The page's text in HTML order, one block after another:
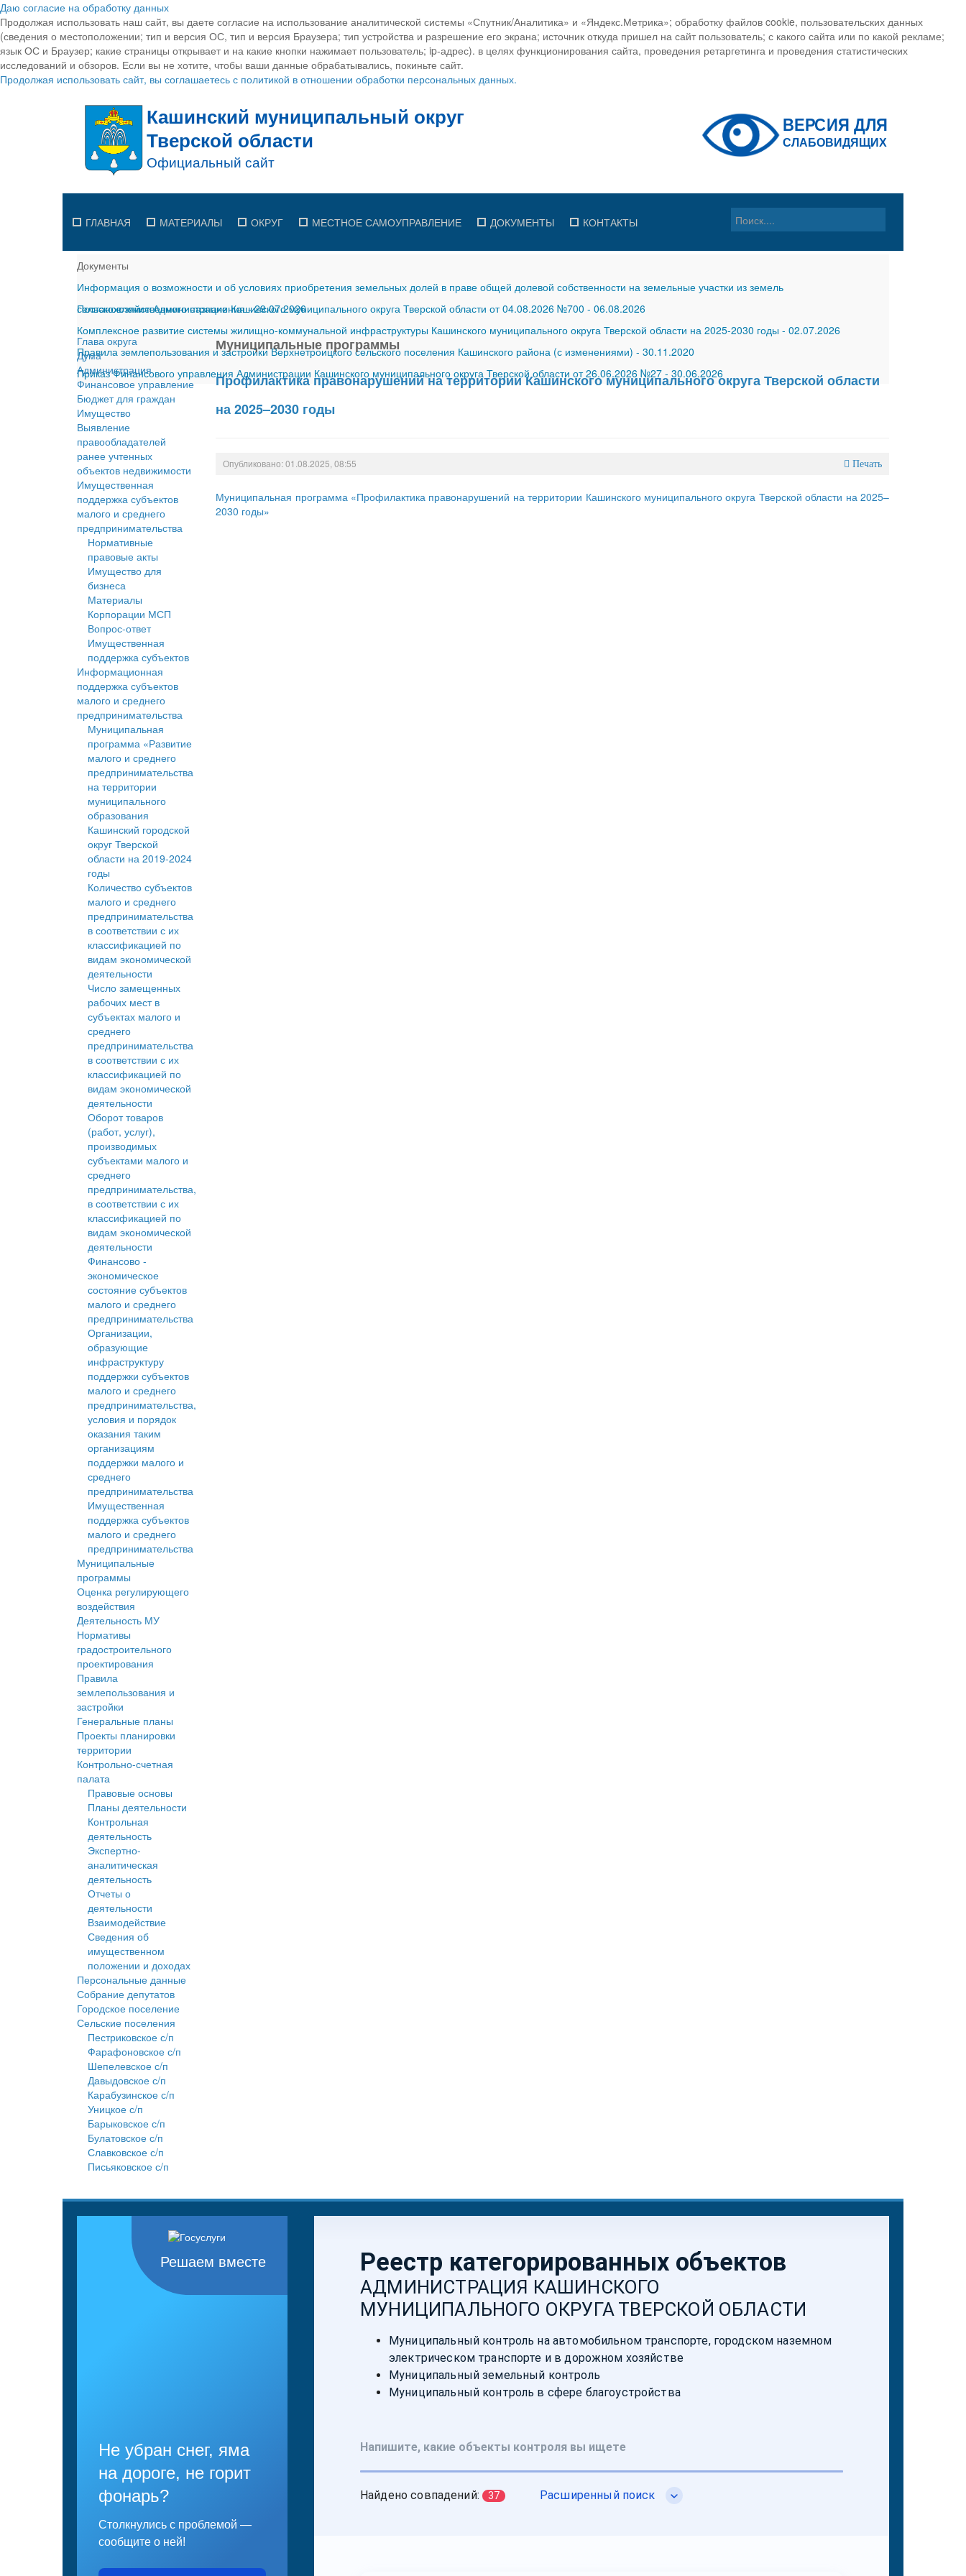
Даю согласие на обработку данных
Продолжая использовать наш сайт, вы даете согласие на использование аналитической системы «Спутник/Аналитика» и «Яндекс.Метрика»; обработку файлов cookie, пользовательских данных
(сведения о местоположении; тип и версия ОС, тип и версия Браузера; тип устройства и разрешение его экрана; источник откуда пришел на сайт пользователь; с какого сайта или по какой рекламе;
язык ОС и Браузер; какие страницы открывает и на какие кнопки нажимает пользователь; ip-адрес). в целях функционирования сайта, проведения ретаргетинга и проведения статистических
исследований и обзоров. Если вы не хотите, чтобы ваши данные обрабатывались, покиньте сайт.
Продолжая использовать сайт, вы соглашаетесь с политикой в отношении обработки персональных данных.
ГЛАВНАЯ МАТЕРИАЛЫ ОКРУГ МЕСТНОЕ САМОУПРАВЛЕНИЕ ДОКУМЕНТЫ КОНТАКТЫ
Документы
Информация о возможности и об условиях приобретения земельных долей в праве общей долевой собственности на земельные участки из земель
сельскохозяйственного назначения-29.07.2026
Постановление Администрации Кашинского муниципального округа Тверской области от 04.08.2026 №700 - 06.08.2026
Комплексное развитие системы жилищно-коммунальной инфраструктуры Кашинского муниципального округа Тверской области на 2025-2030 годы - 02.07.2026
Правила землепользования и застройки Верхнетроицкого сельского поселения Кашинского района (с изменениями) - 30.11.2020
Приказ Финансового управления Администрации Кашинского муниципального округа Тверской области от 26.06.2026 №27 - 30.06.2026
Глава округа
Дума
Администрация
Финансовое управление
Бюджет для граждан
Имущество
Выявление
правообладателей
ранее учтенных
объектов недвижимости
Имущественная
поддержка субъектов
малого и среднего
предпринимательства
Нормативные
правовые акты
Имущество для
бизнеса
Материалы
Корпорации МСП
Вопрос-ответ
Имущественная
поддержка субъектов
Информационная
поддержка субъектов
малого и среднего
предпринимательства
Муниципальная
программа «Развитие
малого и среднего
предпринимательства
на территории
муниципального
образования
Кашинский городской
округ Тверской
области на 2019-2024
годы
Количество субъектов
малого и среднего
предпринимательства
в соответствии с их
классификацией по
видам экономической
деятельности
Число замещенных
рабочих мест в
субъектах малого и
среднего
предпринимательства
в соответствии с их
классификацией по
видам экономической
деятельности
Оборот товаров
(работ, услуг),
производимых
субъектами малого и
среднего
предпринимательства,
в соответствии с их
классификацией по
видам экономической
деятельности
Финансово -
экономическое
состояние субъектов
малого и среднего
предпринимательства
Организации,
образующие
инфраструктуру
поддержки субъектов
малого и среднего
предпринимательства,
условия и порядок
оказания таким
организациям
поддержки малого и
среднего
предпринимательства
Имущественная
поддержка субъектов
малого и среднего
предпринимательства
Муниципальные
программы
Оценка регулирующего
воздействия
Деятельность МУ
Нормативы
градостроительного
проектирования
Правила
землепользования и
застройки
Генеральные планы
Проекты планировки
территории
Контрольно-счетная
палата
Правовые основы
Планы деятельности
Контрольная
деятельность
Экспертно-
аналитическая
деятельность
Отчеты о
деятельности
Взаимодействие
Сведения об
имущественном
положении и доходах
Персональные данные
Собрание депутатов
Городское поселение
Сельские поселения
Пестриковское с/п
Фарафоновское с/п
Шепелевское с/п
Давыдовское с/п
Карабузинское с/п
Уницкое с/п
Барыковское с/п
Булатовское с/п
Славковское с/п
Письяковское с/п
Муниципальные программы
Профилактика правонарушений на территории Кашинского муниципального округа Тверской области
на 2025–2030 годы
Опубликовано: 01.08.2025, 08:55 Печать
Муниципальная программа «Профилактика правонарушений на территории Кашинского муниципального округа Тверской области на 2025–
2030 годы»
Решаем вместе
Не убран снег, яма
на дороге, не горит
фонарь?
Столкнулись с проблемой —
сообщите о ней!